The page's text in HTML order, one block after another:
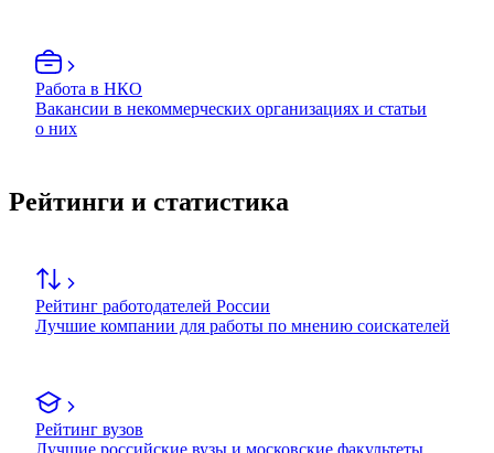
Работа в НКО
Вакансии в некоммерческих организациях и статьи
о них
Рейтинги и статистика
Рейтинг работодателей России
Лучшие компании для работы по мнению соискателей
Рейтинг вузов